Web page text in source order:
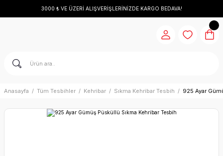
3000 ₺ VE ÜZERİ ALIŞVERİŞLERİNİZDE KARGO BEDAVA!
Anasayfa Tüm Tesbihler Kehribar Sıkma Kehribar Tesbih 925 Ayar